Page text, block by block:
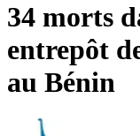
34 morts
entrepôt
au Bénin